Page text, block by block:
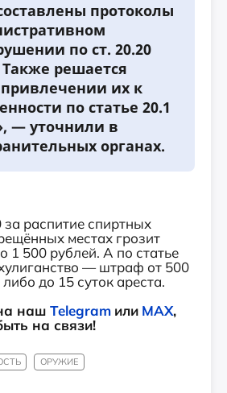
протоколы
по ст. 20.20
решается
привлечении их к
по статье 20.1
— уточнили в
органах.
за распитие спиртных
местах грозит
1 500 рублей. А по статье
— штраф от 500
до 15 суток ареста.
наш Telegram или MAX,
на связи!
ОРУЖИЕ